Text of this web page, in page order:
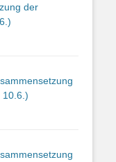
der
10.6.)